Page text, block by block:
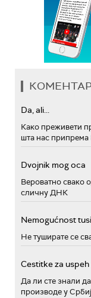
Da, ali...
Како преживети
шта нас припрема
Dvojnik mog oca
Вероватно свако
сличну ДНК
Nemogućnost
Не туширате се
Cestitke za uspeh
Да ли сте знали
производе у